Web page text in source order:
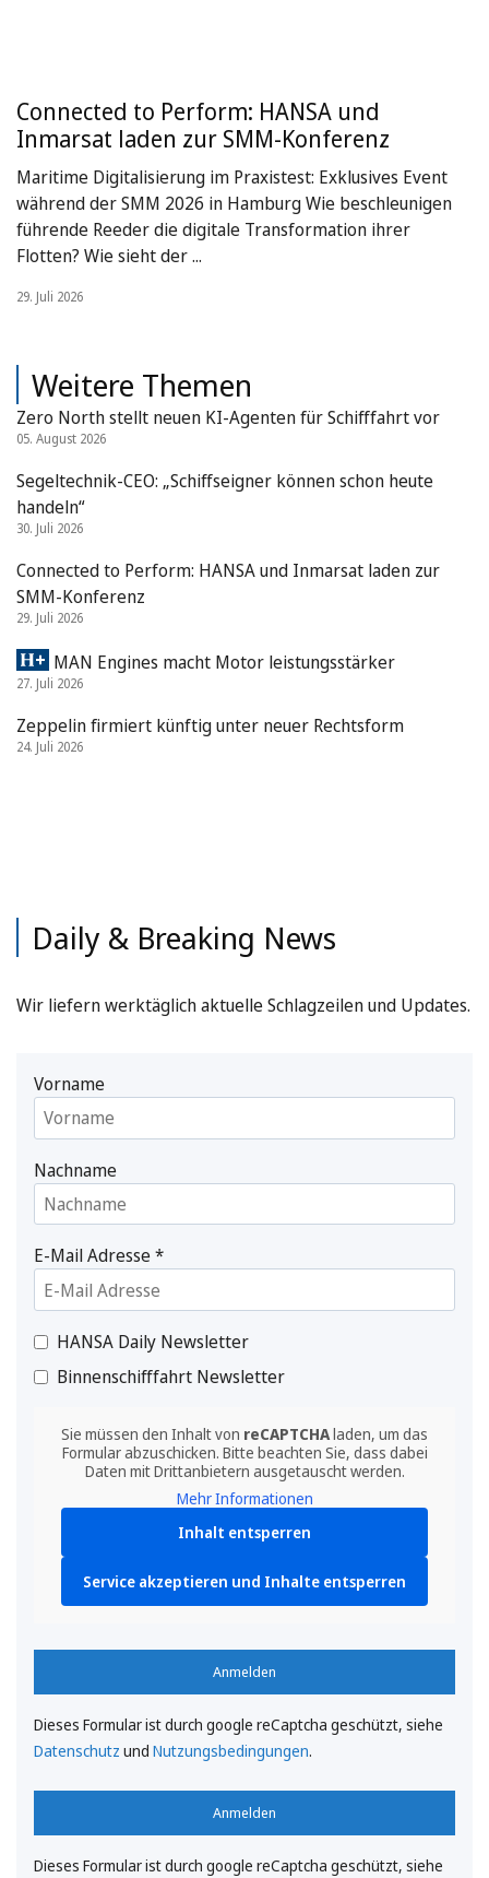
Connected to Perform: HANSA und
Inmarsat laden zur SMM-Konferenz
Maritime Digitalisierung im Praxistest: Exklusives Event
während der SMM 2026 in Hamburg Wie beschleunigen
führende Reeder die digitale Transformation ihrer
Flotten? Wie sieht der ...
29. Juli 2026
Weitere Themen
Zero North stellt neuen KI-Agenten für Schifffahrt vor
05. August 2026
Segeltechnik-CEO: „Schiffseigner können schon heute
handeln“
30. Juli 2026
Connected to Perform: HANSA und Inmarsat laden zur
SMM-Konferenz
29. Juli 2026
MAN Engines macht Motor leistungsstärker
27. Juli 2026
Zeppelin firmiert künftig unter neuer Rechtsform
24. Juli 2026
Daily & Breaking News
Wir liefern werktäglich aktuelle Schlagzeilen und Updates.
Vorname
Nachname
E-Mail Adresse*
HANSA Daily Newsletter
Binnenschifffahrt Newsletter
Sie müssen den Inhalt von reCAPTCHAladen, um das
Formular abzuschicken. Bitte beachten Sie, dass dabei
Daten mit Drittanbietern ausgetauscht werden.
Mehr Informationen
Inhalt entsperren
Service akzeptieren und Inhalte entsperren
Anmelden
Dieses Formular ist durch google reCaptcha geschützt, siehe
Datenschutz und Nutzungsbedingungen.
Anmelden
Dieses Formular ist durch google reCaptcha geschützt, siehe